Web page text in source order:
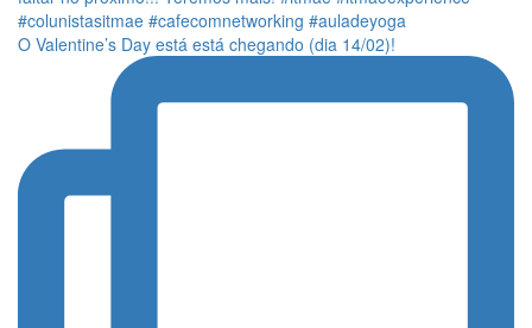
O Valentine’s Day está está chegando (dia 14/02)!